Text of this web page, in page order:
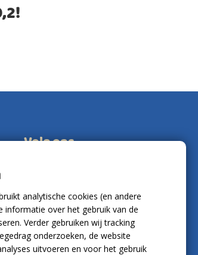
!
Volg ons
analytische cookies (en andere
informatie over het gebruik van de
Verder gebruiken wij tracking
onderzoeken, de website
uitvoeren en voor het gebruik